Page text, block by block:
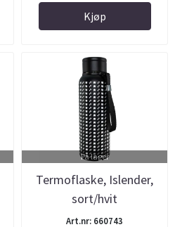
Kjøp
På lager
Termoflaske, Islender,
sort/hvit
Art.nr: 660743